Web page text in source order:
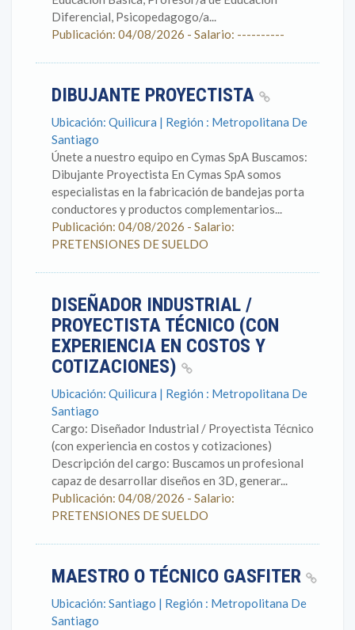
Diferencial, Psicopedagogo/a...
Publicación: 04/08/2026 - Salario: ----------
DIBUJANTE PROYECTISTA
Ubicación: Quilicura | Región : Metropolitana De
Santiago
Únete a nuestro equipo en Cymas SpA Buscamos:
Dibujante Proyectista En Cymas SpA somos
especialistas en la fabricación de bandejas porta
conductores y productos complementarios...
Publicación: 04/08/2026 - Salario:
PRETENSIONES DE SUELDO
DISEÑADOR INDUSTRIAL /
PROYECTISTA TÉCNICO (CON
EXPERIENCIA EN COSTOS Y
COTIZACIONES)
Ubicación: Quilicura | Región : Metropolitana De
Santiago
Cargo: Diseñador Industrial / Proyectista Técnico
(con experiencia en costos y cotizaciones)
Descripción del cargo: Buscamos un profesional
capaz de desarrollar diseños en 3D, generar...
Publicación: 04/08/2026 - Salario:
PRETENSIONES DE SUELDO
MAESTRO O TÉCNICO GASFITER
Ubicación: Santiago | Región : Metropolitana De
Santiago